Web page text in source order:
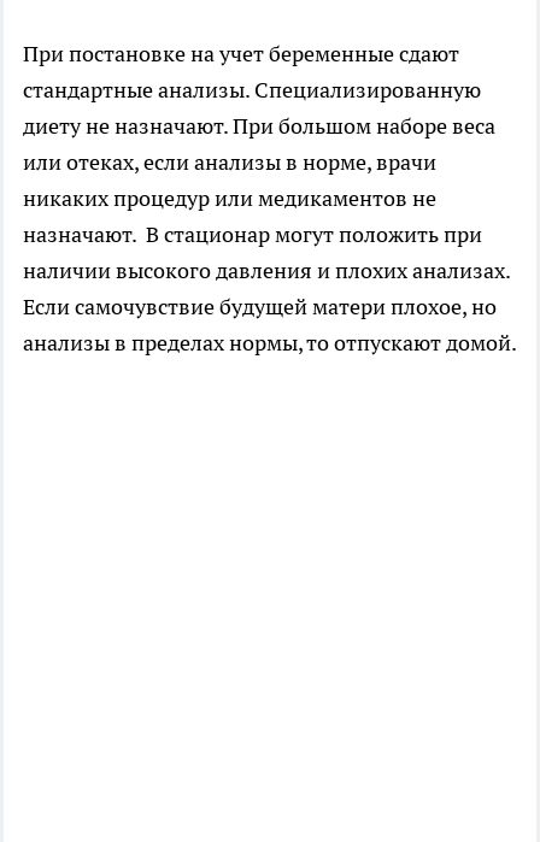
При постановке на учет беременные сдают
стандартные анализы. Специализированную
диету не назначают. При большом наборе веса
или отеках, если анализы в норме, врачи
никаких процедур или медикаментов не
назначают. В стационар могут положить при
наличии высокого давления и плохих анализах.
Если самочувствие будущей матери плохое, но
анализы в пределах нормы, то отпускают домой.